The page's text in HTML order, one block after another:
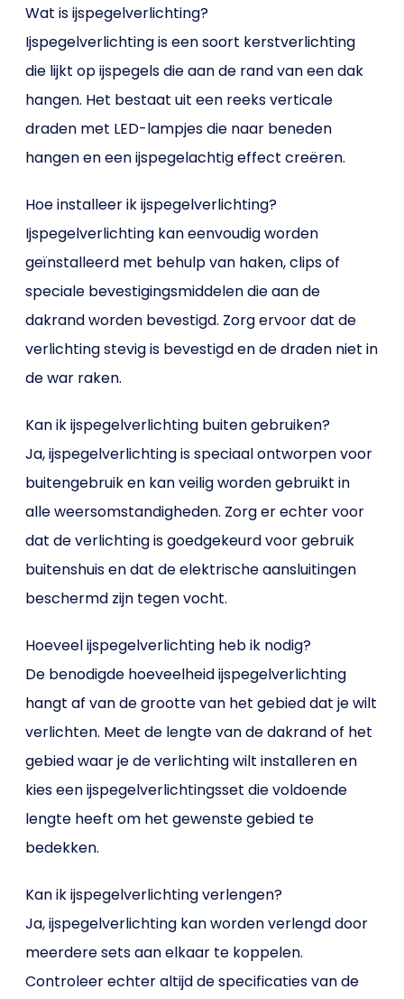
Wat is ijspegelverlichting?
Ijspegelverlichting is een soort kerstverlichting
die lijkt op ijspegels die aan de rand van een dak
hangen. Het bestaat uit een reeks verticale
draden met LED-lampjes die naar beneden
hangen en een ijspegelachtig effect creëren.
Hoe installeer ik ijspegelverlichting?
Ijspegelverlichting kan eenvoudig worden
geïnstalleerd met behulp van haken, clips of
speciale bevestigingsmiddelen die aan de
dakrand worden bevestigd. Zorg ervoor dat de
verlichting stevig is bevestigd en de draden niet in
de war raken.
Kan ik ijspegelverlichting buiten gebruiken?
Ja, ijspegelverlichting is speciaal ontworpen voor
buitengebruik en kan veilig worden gebruikt in
alle weersomstandigheden. Zorg er echter voor
dat de verlichting is goedgekeurd voor gebruik
buitenshuis en dat de elektrische aansluitingen
beschermd zijn tegen vocht.
Hoeveel ijspegelverlichting heb ik nodig?
De benodigde hoeveelheid ijspegelverlichting
hangt af van de grootte van het gebied dat je wilt
verlichten. Meet de lengte van de dakrand of het
gebied waar je de verlichting wilt installeren en
kies een ijspegelverlichtingsset die voldoende
lengte heeft om het gewenste gebied te
bedekken.
Kan ik ijspegelverlichting verlengen?
Ja, ijspegelverlichting kan worden verlengd door
meerdere sets aan elkaar te koppelen.
Controleer echter altijd de specificaties van de